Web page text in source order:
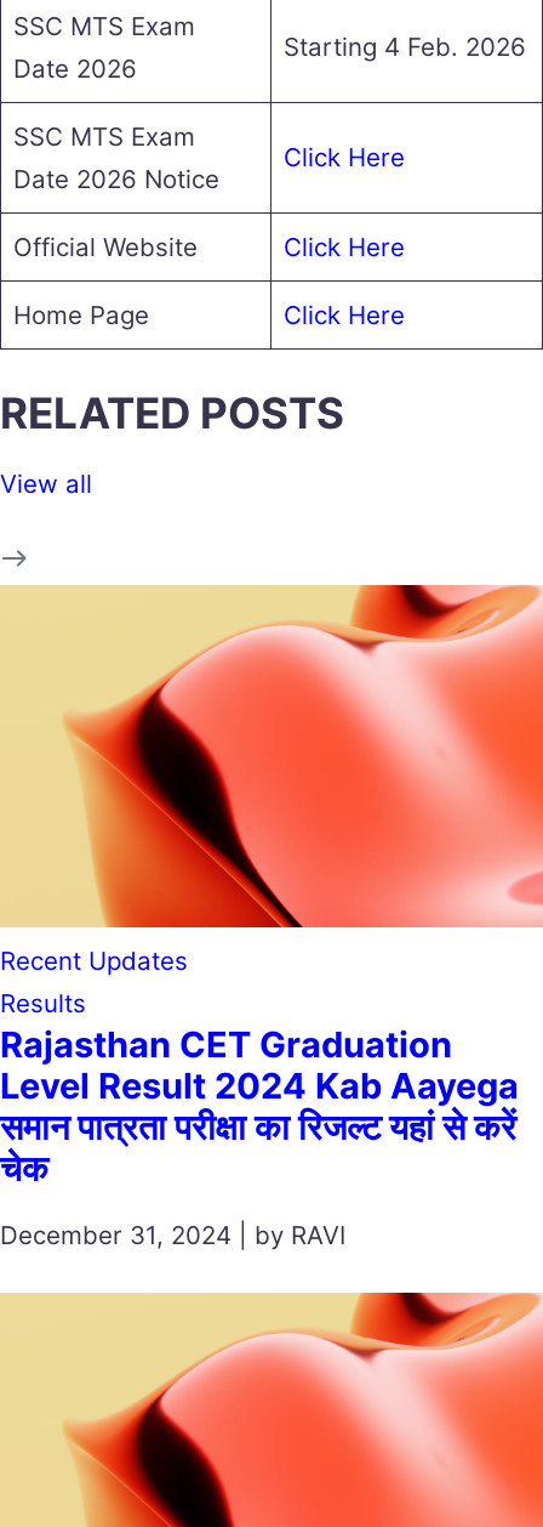
SSC MTS Exam
Date 2026
Starting 4 Feb. 2026
SSC MTS Exam
Date 2026 Notice
Click Here
Official Website Click Here
Home Page Click Here
RELATED POSTS
View all
Recent Updates
Results
Rajasthan CET Graduation
Level Result 2024 Kab Aayega
समान पात्रता परीक्षा का रिजल्ट यहां से करें
चेक
December 31, 2024 | by RAVI